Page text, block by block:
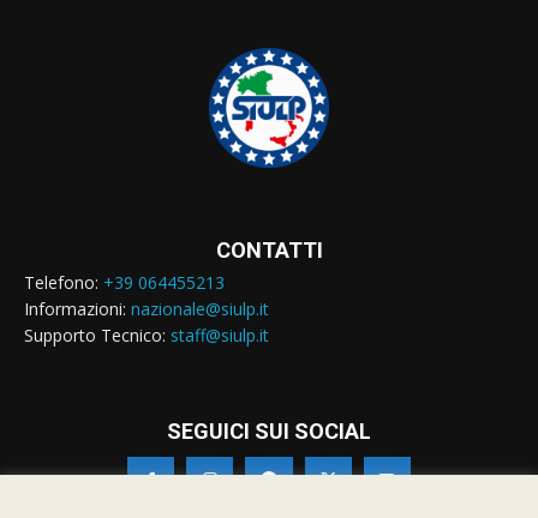
CONTATTI
Telefono: +39 064455213
Informazioni: nazionale@siulp.it
Supporto Tecnico: staff@siulp.it
SEGUICI SUI SOCIAL